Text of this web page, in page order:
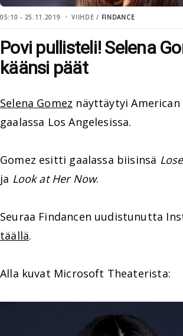
05:10 - 25.11.2019 VIIHDE / FINDANCE
Povi pullisteli! Selena
käänsi päät
Selena Gomez näyttäytyi American
gaalassa Los Angelesissa.
Gomez esitti gaalassa biisinsä
ja Look at Her Now.
Seuraa Findancen uudistunutta
täällä.
Alla kuvat Microsoft Theaterista: